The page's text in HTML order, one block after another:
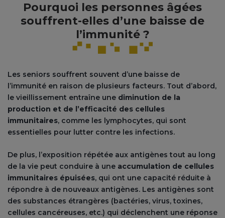
Pourquoi les personnes âgées
souffrent-elles d’une baisse de
l’immunité ?
Les seniors souffrent souvent d’une baisse de
l’immunité en raison de plusieurs facteurs. Tout d’abord,
le vieillissement entraîne une diminution de la
production et de l’efficacité des cellules
immunitaires, comme les lymphocytes, qui sont
essentielles pour lutter contre les infections.
De plus, l’exposition répétée aux antigènes tout au long
de la vie peut conduire à une accumulation de cellules
immunitaires épuisées, qui ont une capacité réduite à
répondre à de nouveaux antigènes. Les antigènes sont
des substances étrangères (bactéries, virus, toxines,
cellules cancéreuses, etc.) qui déclenchent une réponse